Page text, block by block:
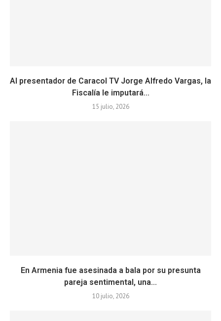
Al presentador de Caracol TV Jorge Alfredo Vargas, la
Fiscalía le imputará...
15 julio, 2026
En Armenia fue asesinada a bala por su presunta
pareja sentimental, una...
10 julio, 2026